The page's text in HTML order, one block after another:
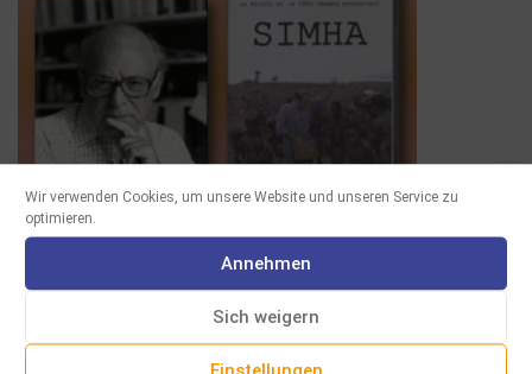
Wir verwenden Cookies, um unsere Website und unseren Service zu
optimieren.
Annehmen
Sich weigern